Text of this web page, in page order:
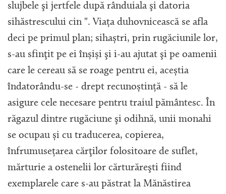
slujbele şi jertfele după rânduiala şi datoria
sihăstrescului cin ". Viața duhovnicească se afla
deci pe primul plan; sihaștri, prin rugăciunile lor,
s-au sfinţit pe ei înșiși şi i-au ajutat şi pe oamenii
care le cereau să se roage pentru ei, aceștia
îndatorându-se - drept recunoștință - să le
asigure cele necesare pentru traiul pământesc. În
răgazul dintre rugăciune şi odihnă, unii monahi
se ocupau și cu traducerea, copierea,
înfrumusețarea cărţilor folositoare de suflet,
mărturie a ostenelii lor cărturăreşti fiind
exemplarele care s-au păstrat la Mănăstirea